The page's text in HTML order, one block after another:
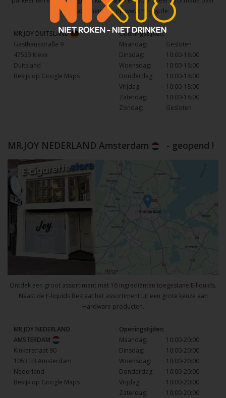
het assortiment kijk opwww.mr-joy.de
MR.JOY DUITSLAND
Gasthausstraße 9
47533 Kleve
Duitsland
Bekijk op Google Maps
Openingstijden:
Maandag:
Gesloten
Dinsdag:
10:00-18:00
Woensdag:
10:00-18:00
Donderdag:
10:00-18:00
Vrijdag:
10:00-18:00
Zaterdag:
10:00-18:00
Zondag:
Gesloten
MR.JOY NEDERLAND Amsterdam - geopend !
Ontdek een groot assortiment met 16 ingrediënten toegestane E-liquids.
Naast de E-liquids Bestaat het assortiment uit een grote keuze aan
Hardware producten.
MR.JOY NEDERLAND
AMSTERDAM
Kinkerstraat 90
1053 EB Amsterdam
Nederland
Bekijk op Google Maps
Openingstijden:
Maandag:
10:00-20:00
Dinsdag:
10:00-20:00
Woensdag:
10:00-20:00
Donderdag:
10:00-20:00
Vrijdag:
10:00-20:00
Zaterdag:
10:00-20:00